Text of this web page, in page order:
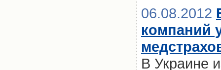
06.08.2012
компаний
В Украине